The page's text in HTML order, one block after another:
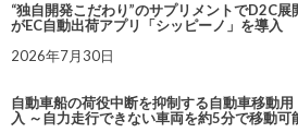
“独自開発こだわり”のサプリメントでD2C展
がEC自動出荷アプリ「シッピーノ」を導入
2026年7月30日
自動車船の荷役中断を抑制する自動車移動
入 ～自力走行できない車両を約5分で移動可